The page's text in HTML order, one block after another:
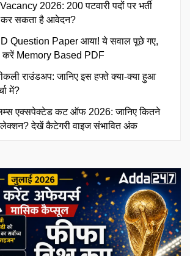
2026: 200 पटवारी पदों पर भर्ती
सकता है आवेदन?
Question Paper आया! ये सवाल पूछे गए,
करें Memory Based PDF
राउंडअप: जानिए इस हफ्ते क्या-क्या हुआ
में?
एक्सपेक्टेड कट ऑफ 2026: जानिए कितने
देखें कैटेगरी वाइज संभावित अंक